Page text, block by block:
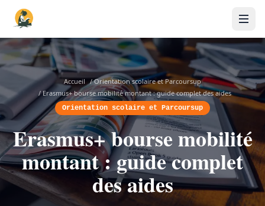
Accueil / Orientation scolaire et Parcoursup
/ Erasmus+ bourse mobilité montant : guide complet des aides
Orientation scolaire et Parcoursup
Erasmus+ bourse mobilité
montant : guide complet
des aides